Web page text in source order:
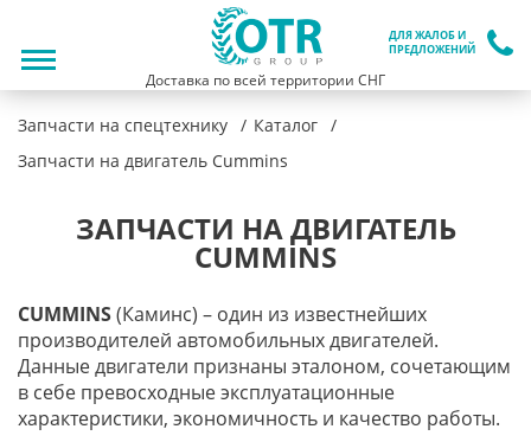
ДЛЯ ЖАЛОБ И
ПРЕДЛОЖЕНИЙ
Доставка по всей территории СНГ
Запчасти на спецтехнику
Каталог
Запчасти на двигатель Cummins
ЗАПЧАСТИ НА ДВИГАТЕЛЬ
CUMMINS
CUMMINS(Каминс) – один из известнейших
производителей автомобильных двигателей.
Данные двигатели признаны эталоном, сочетающим
в себе превосходные эксплуатационные
характеристики, экономичность и качество работы.